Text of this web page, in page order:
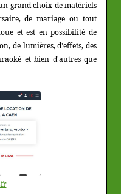
grand choix de matériels
de mariage ou tout
et est en possibilité de
de lumières, d'effets, des
et bien d'autres que